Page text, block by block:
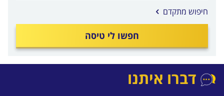
חפשו לי טיסה
חיפוש מתקדם אפשרויות
החיפוש
הנוספות
לפני
הכפתור
דברו איתנו